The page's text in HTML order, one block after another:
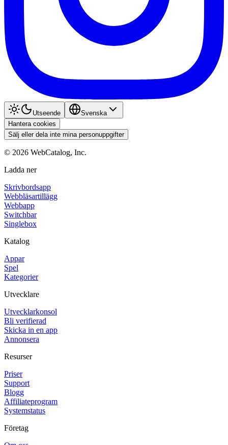
Utseende
Svenska
Hantera cookies
Sälj eller dela inte mina personuppgifter
© 2026 WebCatalog, Inc.
Ladda ner
Skrivbordsapp
Webbläsartillägg
Webbapp
Switchbar
Singlebox
Katalog
Appar
Spel
Kategorier
Utvecklare
Utvecklarkonsol
Bli verifierad
Skicka in en app
Annonsera
Resurser
Priser
Support
Blogg
Affiliateprogram
Systemstatus
Företag